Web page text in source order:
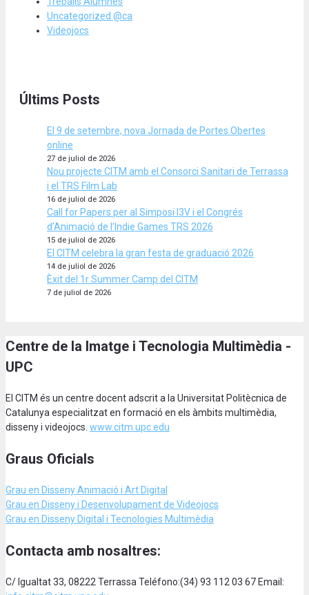
Uncategorized @ca
Videojocs
Últims Posts
El 9 de setembre, nova Jornada de Portes Obertes
online
27 de juliol de 2026
Nou projecte CITM amb el Consorci Sanitari de Terrassa
i el TRS Film Lab
16 de juliol de 2026
Call for Papers per al Simposi I3V i el Congrés
d’Animació de l’Indie Games TRS 2026
15 de juliol de 2026
El CITM celebra la gran festa de graduació 2026
14 de juliol de 2026
Èxit del 1r Summer Camp del CITM
7 de juliol de 2026
Centre de la Imatge i Tecnologia Multimèdia -
UPC
El CITM és un centre docent adscrit a la Universitat Politècnica de
Catalunya especialitzat en formació en els àmbits multimèdia,
disseny i videojocs. www.citm.upc.edu
Graus Oficials
Grau en Disseny Animació i Art Digital
Grau en Disseny i Desenvolupament de Videojocs
Grau en Disseny Digital i Tecnologies Multimèdia
Contacta amb nosaltres:
C/ Igualtat 33, 08222 Terrassa Teléfono:(34) 93 112 03 67 Email: